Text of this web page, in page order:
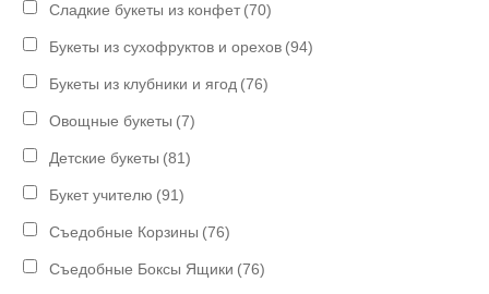
Сладкие букеты из конфет (70)
Букеты из сухофруктов и орехов (94)
Букеты из клубники и ягод (76)
Овощные букеты (7)
Детские букеты (81)
Букет учителю (91)
Съедобные Корзины (76)
Съедобные Боксы Ящики (76)